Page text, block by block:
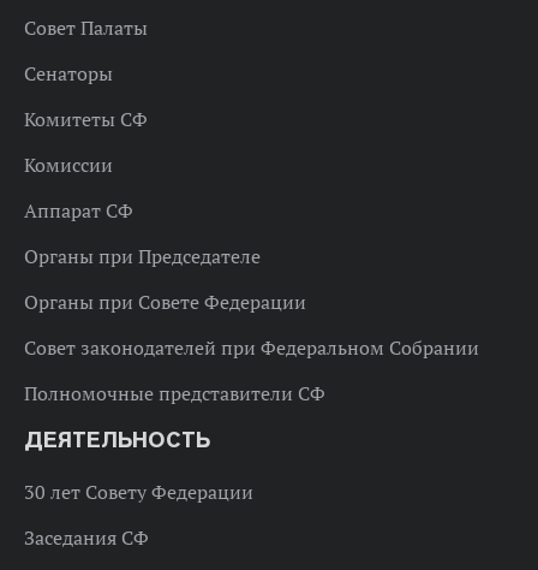
Совет Палаты
Сенаторы
Комитеты СФ
Комиссии
Аппарат СФ
Органы при Председателе
Органы при Совете Федерации
Совет законодателей при Федеральном Собрании
Полномочные представители СФ
ДЕЯТЕЛЬНОСТЬ
30 лет Совету Федерации
Заседания СФ